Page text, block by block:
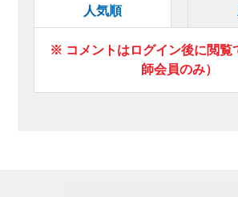
人気順
※ コメントはログイン後に閲覧
師会員のみ）